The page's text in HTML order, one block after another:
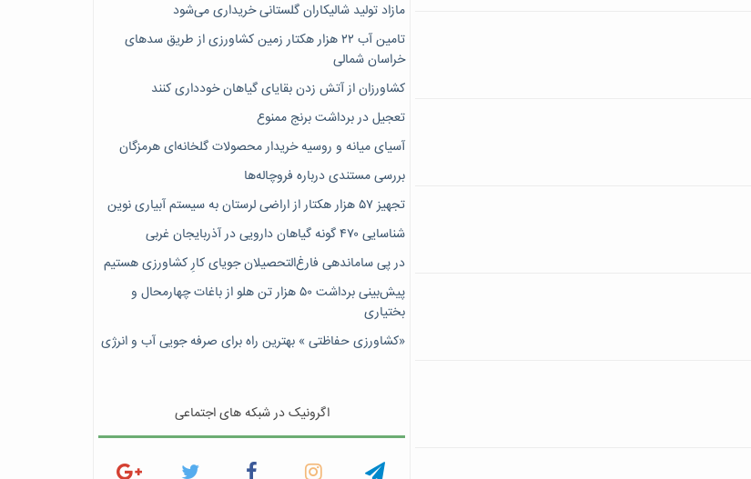
مازاد تولید شالیکاران گلستانی خریداری می‌شود
تامین آب ۲۲ هزار هکتار زمین کشاورزی از طریق سدهای
خراسان شمالی
کشاورزان از آتش زدن بقایای گیاهان خودداری کنند
تعجیل در برداشت برنج ممنوع
آسیای میانه و روسیه خریدار محصولات گلخانه‌ای هرمزگان
بررسی مستندی درباره فروچاله‌ها
تجهیز ۵۷ هزار هکتار از اراضی لرستان به سیستم آبیاری نوین
شناسایی ۴۷٠ گونه گیاهان دارویی در آذربایجان غربی
در پی ساماندهی فارغ‌التحصیلان جویای کارِ کشاورزی هستیم
پیش‎‌بینی برداشت ۵۰ هزار تن هلو از باغات چهارمحال و
بختیاری
«کشاورزی حفاظتی » بهترین راه برای صرفه جویی آب و انرژی
اگرونیک در شبکه های اجتماعی